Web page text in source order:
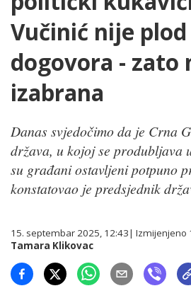
Vučinić nije
dogovora - zato
izabrana
Danas svjedočimo da je Crna
država, u kojoj se produbljava
su građani ostavljeni potpuno
konstatovao je predsjednik
15. septembar 2025, 12:43| Izmijenjeno
Tamara Klikovac